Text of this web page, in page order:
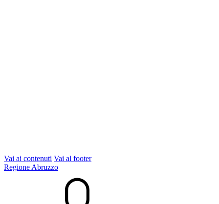
Vai ai contenuti Vai al footer
Regione Abruzzo